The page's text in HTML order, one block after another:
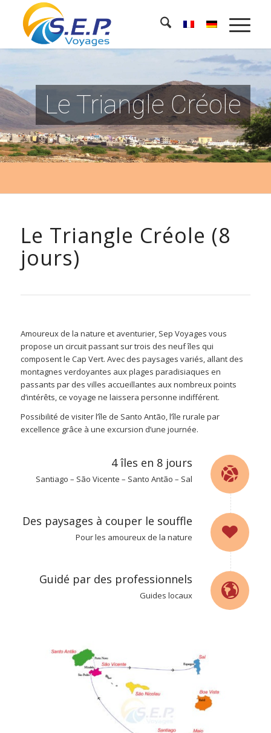
Le Triangle Créole
Le Triangle Créole (8
jours)
Amoureux de la nature et aventurier, Sep Voyages vous
propose un circuit passant sur trois des neuf îles qui
composent le Cap Vert. Avec des paysages variés, allant des
montagnes verdoyantes aux plages paradisiaques en
passants par des villes accueillantes aux nombreux points
d’intérêts, ce voyage ne laissera personne indifférent.
Possibilité de visiter l’île de Santo Antão, l’île rurale par
excellence grâce à une excursion d’une journée.
4 îles en 8 jours
Santiago – São Vicente – Santo Antão – Sal
Des paysages à couper le souffle
Pour les amoureux de la nature
Guidé par des professionnels
Guides locaux